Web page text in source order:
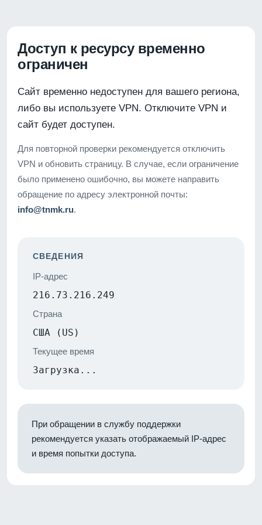
Доступ к ресурсу временно
ограничен
Сайт временно недоступен для вашего региона,
либо вы используете VPN. Отключите VPN и
сайт будет доступен.
Для повторной проверки рекомендуется отключить
VPN и обновить страницу. В случае, если ограничение
было применено ошибочно, вы можете направить
обращение по адресу электронной почты:
info@tnmk.ru.
СВЕДЕНИЯ
IP-адрес
216.73.216.249
Страна
США (US)
Текущее время
Загрузка...
При обращении в службу поддержки
рекомендуется указать отображаемый IP-адрес
и время попытки доступа.